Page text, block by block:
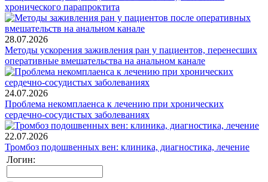
хронического парапроктита
28.07.2026
Методы ускорения заживления ран у пациентов, перенесших
оперативные вмешательства на анальном канале
24.07.2026
Проблема некомплаенса к лечению при хронических
сердечно-сосудистых заболеваниях
22.07.2026
Тромбоз подошвенных вен: клиника, диагностика, лечение
Логин: